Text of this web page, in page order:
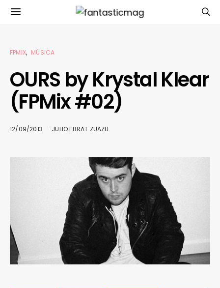
FPMIX MÚSICA
OURS by Krystal Klear
(FPMix #02)
12/09/2013 JULIO EBRAT ZUAZU